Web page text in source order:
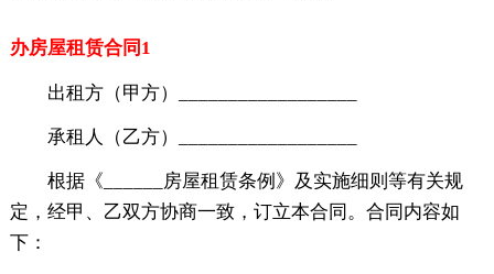
办房屋租赁合同1
出租方（甲方）__________________
承租人（乙方）__________________
根据《______房屋租赁条例》及实施细则等有关规
定，经甲、乙双方协商一致，订立本合同。合同内容如
下：